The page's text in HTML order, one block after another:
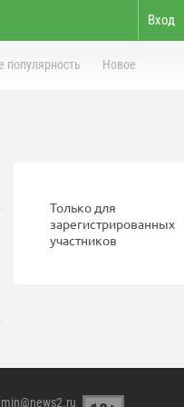
Вход
Новое
Только для
зарегистрированных
участников